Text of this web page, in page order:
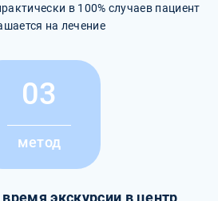
в 100% случаев пациент
на лечение
03
метод